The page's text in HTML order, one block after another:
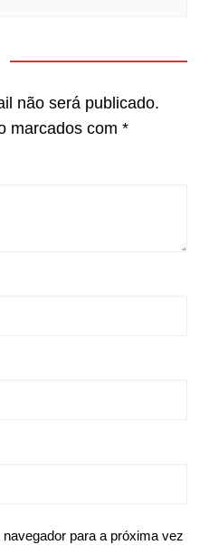
não será publicado.
marcados com *
para a próxima vez